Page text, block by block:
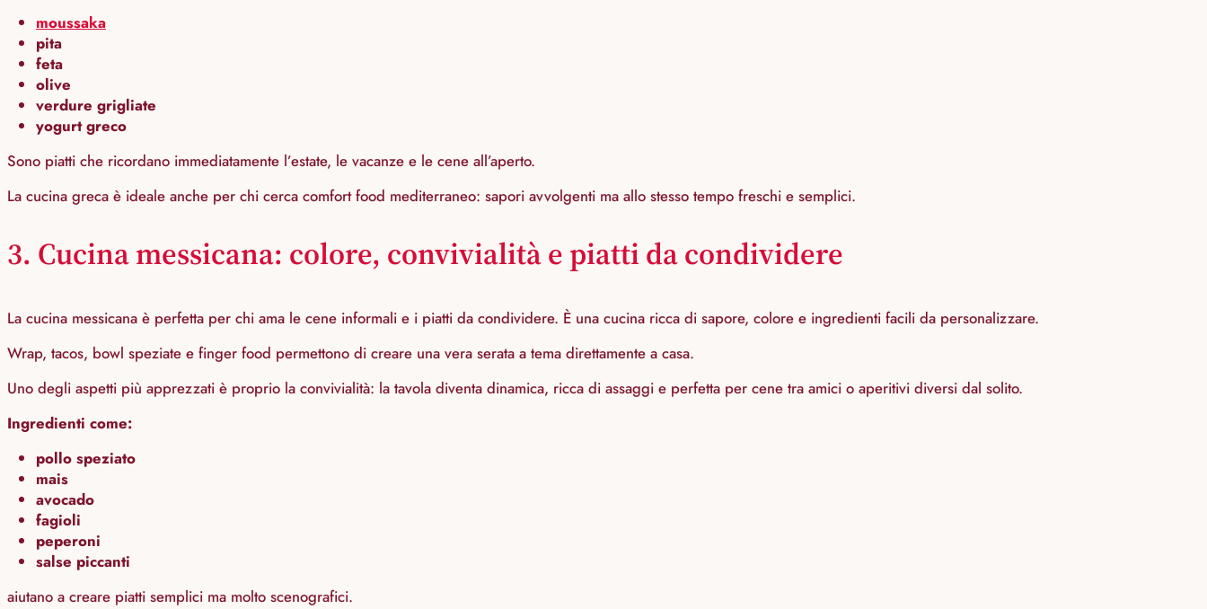
moussaka
pita
feta
olive
verdure grigliate
yogurt greco
Sono piatti che ricordano immediatamente l’estate, le vacanze e le cene all’aperto.
La cucina greca è ideale anche per chi cerca comfort food mediterraneo: sapori avvolgenti ma allo stesso tempo freschi e semplici.
3. Cucina messicana: colore, convivialità e piatti da condividere
La cucina messicana è perfetta per chi ama le cene informali e i piatti da condividere. È una cucina ricca di sapore, colore e ingredienti facili da personalizzare.
Wrap, tacos, bowl speziate e finger food permettono di creare una vera serata a tema direttamente a casa.
Uno degli aspetti più apprezzati è proprio la convivialità: la tavola diventa dinamica, ricca di assaggi e perfetta per cene tra amici o aperitivi diversi dal solito.
Ingredienti come:
pollo speziato
mais
avocado
fagioli
peperoni
salse piccanti
aiutano a creare piatti semplici ma molto scenografici.